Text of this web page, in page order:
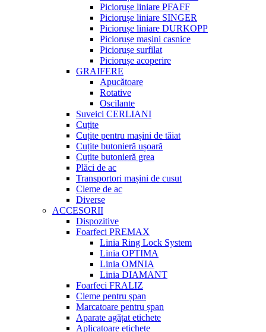
Piciorușe liniare PFAFF
Piciorușe liniare SINGER
Piciorușe liniare DURKOPP
Piciorușe mașini casnice
Piciorușe surfilat
Piciorușe acoperire
GRAIFERE
Apucătoare
Rotative
Oscilante
Suveici CERLIANI
Cuțite
Cuțite pentru mașini de tăiat
Cuțite butonieră ușoară
Cuțite butonieră grea
Plăci de ac
Transportori mașini de cusut
Cleme de ac
Diverse
ACCESORII
Dispozitive
Foarfeci PREMAX
Linia Ring Lock System
Linia OPTIMA
Linia OMNIA
Linia DIAMANT
Foarfeci FRALIZ
Cleme pentru șpan
Marcatoare pentru șpan
Aparate agățat etichete
Aplicatoare etichete